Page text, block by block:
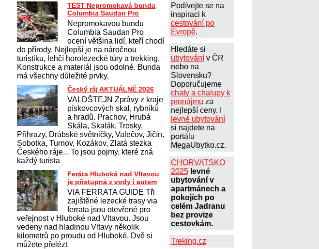
Podívejte se na
inspiraci k
cestování po
Evropě.
Hledáte si
ubytovánív ČR
nebo na
Slovensku?
Doporučujeme
chaty a chalupy k
pronájmu za
nejlepší ceny. I
levné ubytování
si najdete na
portálu
MegaUbytko.cz.
CHORVATSKO
2025 levné
ubytování v
apartmánech a
pokojích po
celém Jadranu
bez provize
cestovkám.
Treking.cz
TEST Nepromokavá bunda
Columbia Saudan Pro
Nepromokavou bundu
Columbia Saudan Pro
ocení většina lidí, kteří chodí
do přírody. Nejlepší je na náročnou
turistiku, lehčí horolezecké túry a trekking.
Konstrukce a materiál jsou odolné. Bunda
má všechny důležité prvky,
Český ráj AKTUÁLNĚ 2026
VALDŠTEJN Zprávy z kraje
pískovcových skal, rybníků
a hradů. Prachov, Hrubá
Skála, Skalák, Trosky,
Příhrazy, Drábské světničky, Valečov, Jičín,
Sobotka, Turnov, Kozákov, Zlatá stezka
Českého ráje... To jsou pojmy, které zná
každý turista
Feráta Hluboká nad Vltavou
je přístupná z vody i autem
VIA FERRATA GUIDE Tři
zajištěné lezecké trasy via
ferrata jsou otevřené pro
veřejnost v Hluboké nad Vltavou. Jsou
vedeny nad hladinou Vltavy několik
kilometrů po proudu od Hluboké. Dvě si
můžete přelézt